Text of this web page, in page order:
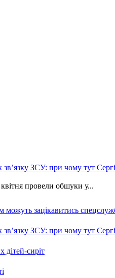
ЗСУ: при чому тут
провели обшуки у...
можуть зацікавитись
ЗСУ: при чому тут
дітей-сиріт